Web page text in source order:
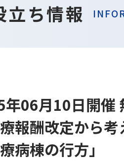
立ち情報
06月10日開催
療報酬改定から
病棟の行方」